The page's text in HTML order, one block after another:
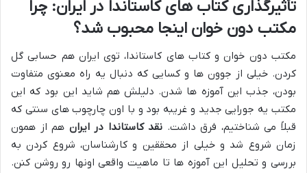
تأثیرگذاری کتاب های کاستاندا در ایران: چرا
مکتب دون خوان اینجا محبوب شد؟
مکتب دون خوان و کتاب های کاستاندا، توی ایران هم حسابی گل
کردن. خیلی از جوون ها و کسایی که دنبال یه راه معنوی متفاوت
بودن، جذب این آموزه ها شدن. دلیلش هم شاید این بود که این
مکتب یه جورایی جدید و غریبه بود و با اون چارچوب های سنتی که
قبلاً می شناختیم، فرق داشت. نقد کاستاندا در ایران هم از همون
زمان شروع شد و خیلی از محققین و کارشناسان، شروع کردن به
بررسی و تحلیل این آموزه ها تا ماهیت واقعی اونها رو روشن کنن.